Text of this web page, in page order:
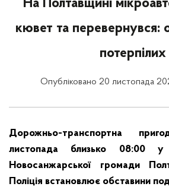
На Полтавщині
кювет та перевернувся:
потерпілих
Опубліковано 20 листопада
Дорожньо-транспортна
листопада близько 08:00 у
Новосанжарської громади
Поліція встановлює обставини